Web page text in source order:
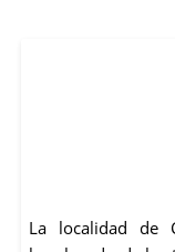
La localidad de